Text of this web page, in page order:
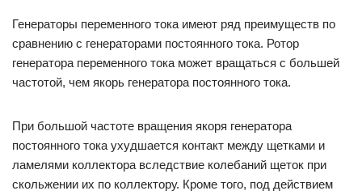
Генераторы переменного тока имеют ряд преимуществ по
сравнению с генераторами постоянного тока. Ротор
генератора переменного тока может вращаться с большей
частотой, чем якорь генератора постоянного тока.
При большой частоте вращения якоря генератора
постоянного тока ухудшается контакт между щетками и
ламелями коллектора вследствие колебаний щеток при
скольжении их по коллектору. Кроме того, под действием